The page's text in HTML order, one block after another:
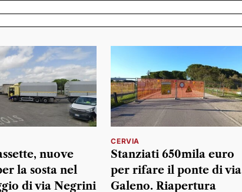
nuove
la sosta nel
di via Negrini
CERVIA
Stanziati 650mila euro
per rifare il ponte di via
Galeno. Riapertura